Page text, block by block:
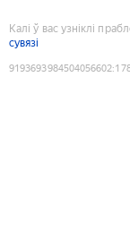
Калі ў вас узніклі
сувязі
9193693984504056602: